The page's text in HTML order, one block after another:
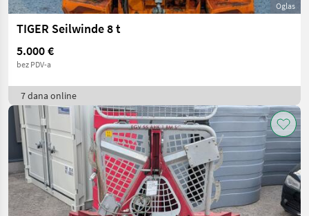
Oglas
TIGER Seilwinde 8 t
5.000 €
bez PDV-a
7 dana online